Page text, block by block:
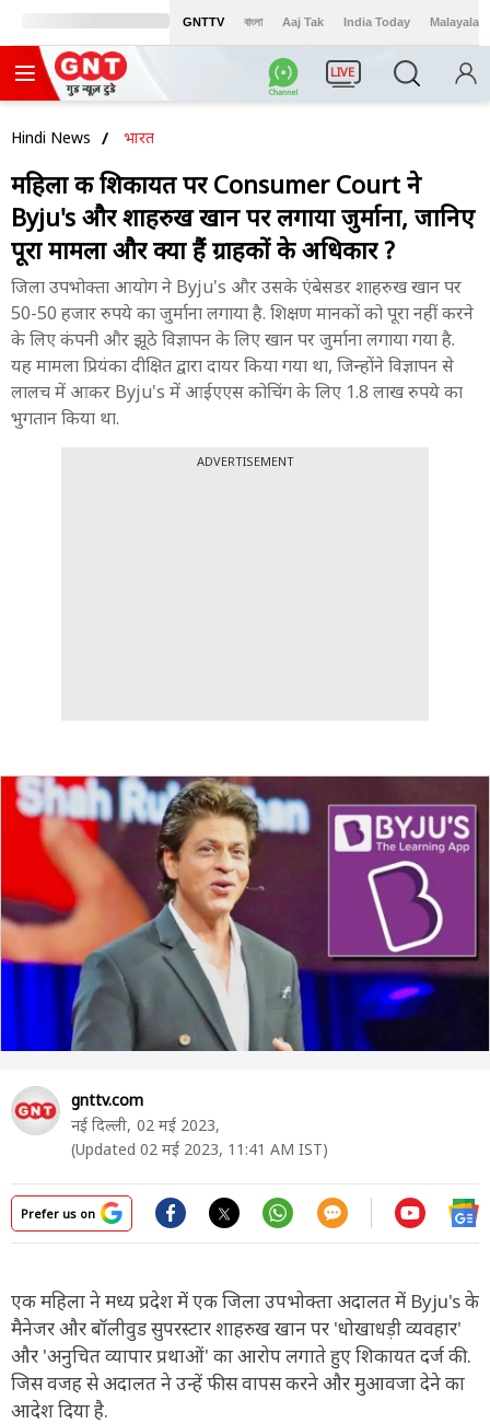
GNTTV বাংলা Aaj Tak India Today Malayalam
LIVE
Hindi News भारत
महिला की शिकायत पर Consumer Court ने
Byju's और शाहरुख खान पर लगाया जुर्माना, जानिए
पूरा मामला और क्या हैं ग्राहकों के अधिकार ?
जिला उपभोक्ता आयोग ने Byju's और उसके एंबेसडर शाहरुख खान पर
50-50 हजार रुपये का जुर्माना लगाया है. शिक्षण मानकों को पूरा नहीं करने
के लिए कंपनी और झूठे विज्ञापन के लिए खान पर जुर्माना लगाया गया है.
यह मामला प्रियंका दीक्षित द्वारा दायर किया गया था, जिन्होंने विज्ञापन से
लालच में आकर Byju's में आईएएस कोचिंग के लिए 1.8 लाख रुपये का
भुगतान किया था.
ADVERTISEMENT
gnttv.com
नई दिल्ली, 02 मई 2023,
(Updated 02 मई 2023, 11:41 AM IST)
Prefer us on
एक महिला ने मध्य प्रदेश में एक जिला उपभोक्ता अदालत में Byju's के
मैनेजर और बॉलीवुड सुपरस्टार शाहरुख खान पर 'धोखाधड़ी व्यवहार'
और 'अनुचित व्यापार प्रथाओं' का आरोप लगाते हुए शिकायत दर्ज की.
जिस वजह से अदालत ने उन्हें फीस वापस करने और मुआवजा देने का
आदेश दिया है.